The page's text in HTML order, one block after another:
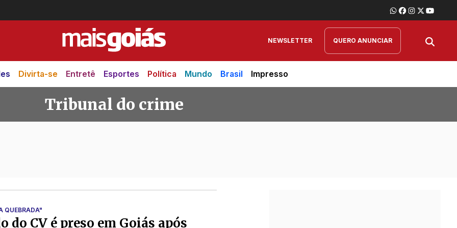
NEWSLETTER QUERO ANUNCIAR
Divirta-se Entretê Esportes Política Mundo Brasil Impresso
Tribunal do crime
QUEBRADA"
do CV é preso em Goiás após